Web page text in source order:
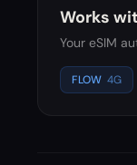
Works
Your eSIM
FLOW 4G